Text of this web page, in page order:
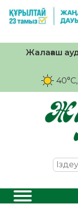
Жалағаш
40°C